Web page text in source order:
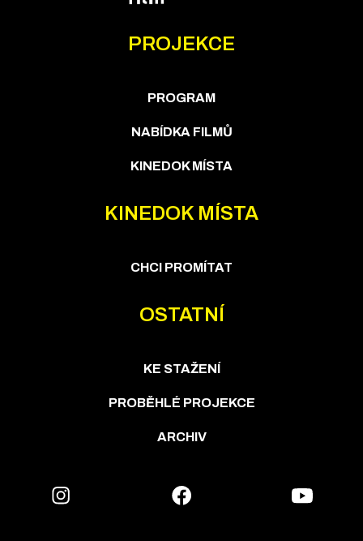
PROJEKCE
PROGRAM
NABÍDKA FILMŮ
KINEDOK MÍSTA
KINEDOK MÍSTA
CHCI PROMÍTAT
OSTATNÍ
KE STAŽENÍ
PROBĚHLÉ PROJEKCE
ARCHIV